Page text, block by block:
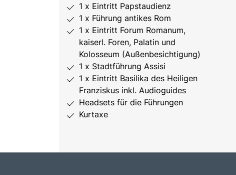
1 x Eintritt Papstaudienz
1 x Führung antikes Rom
1 x Eintritt Forum Romanum,
kaiserl. Foren, Palatin und
Kolosseum (Außenbesichtigung)
1 x Stadtführung Assisi
1 x Eintritt Basilika des Heiligen
Franziskus inkl. Audioguides
Headsets für die Führungen
Kurtaxe